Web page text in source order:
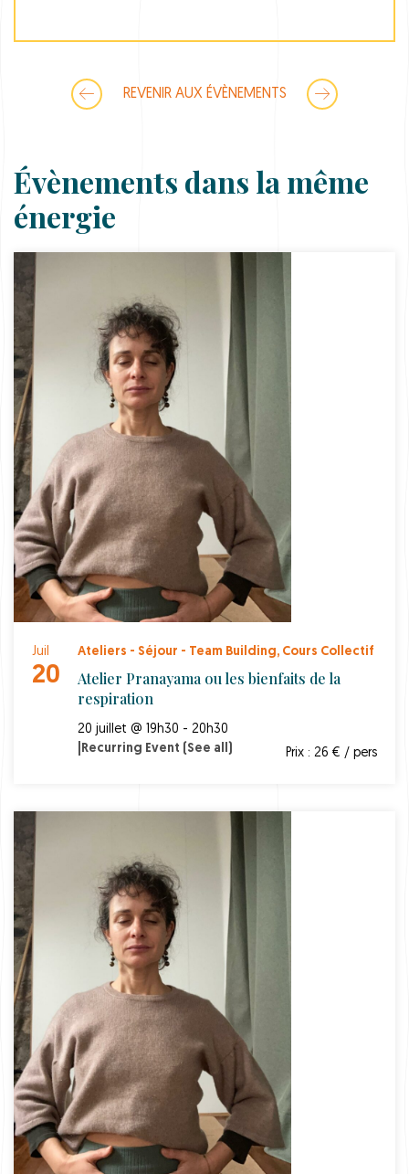
REVENIR AUX ÉVÈNEMENTS
Évènements dans la même
énergie
Juil
20
Ateliers - Séjour - Team Building, Cours Collectif
Atelier Pranayama ou les bienfaits de la
respiration
20 juillet @ 19h30 - 20h30
Recurring Event (See all) Prix : 26 € / pers